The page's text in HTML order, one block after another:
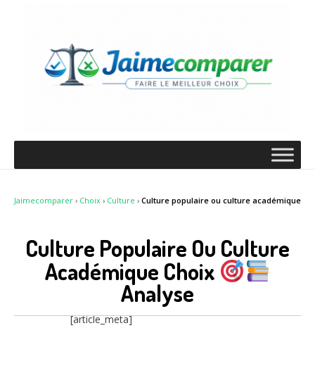
Jaimecomparer › Choix › Culture › Culture populaire ou culture académique
Culture Populaire Ou Culture
Académique Choix
Analyse
[article_meta]